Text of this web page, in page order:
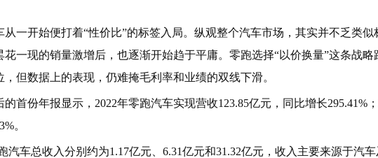
从一开始便打着“性价比”的标签入局。纵观整个汽车市场，其实并不乏类似
一现的销量激增后，也逐渐开始趋于平庸。零跑选择“以价换量”这条战略
但数据上的表现，仍难掩毛利率和业绩的双线下滑。
首份年报显示，2022年零跑汽车实现营收123.85亿元，同比增长295.41%
。
汽车总收入分别约为1.17亿元、6.31亿元和31.32亿元，收入主要来源于汽